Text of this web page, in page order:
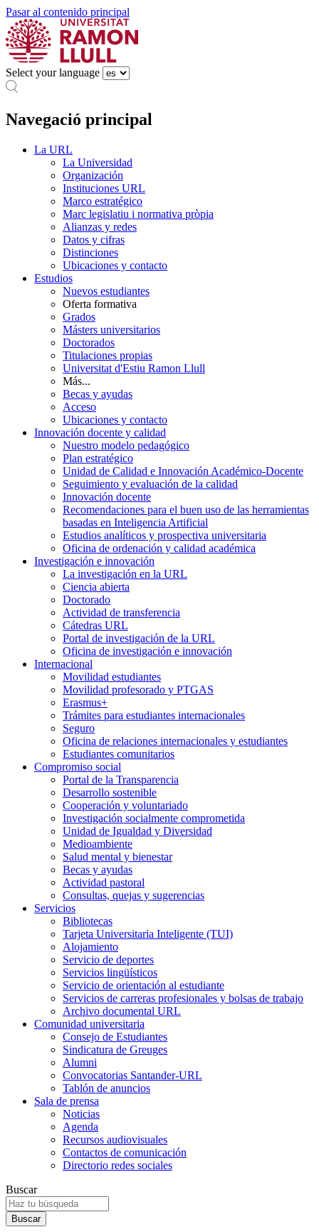
Pasar al contenido principal
Select your language
Navegació principal
La URL
La Universidad
Organización
Instituciones URL
Marco estratégico
Marc legislatiu i normativa pròpia
Alianzas y redes
Datos y cifras
Distinciones
Ubicaciones y contacto
Estudios
Nuevos estudiantes
Oferta formativa
Grados
Másters universitarios
Doctorados
Titulaciones propias
Universitat d'Estiu Ramon Llull
Más...
Becas y ayudas
Acceso
Ubicaciones y contacto
Innovación docente y calidad
Nuestro modelo pedagógico
Plan estratégico
Unidad de Calidad e Innovación Académico-Docente
Seguimiento y evaluación de la calidad
Innovación docente
Recomendaciones para el buen uso de las herramientas
basadas en Inteligencia Artificial
Estudios analíticos y prospectiva universitaria
Oficina de ordenación y calidad académica
Investigación e innovación
La investigación en la URL
Ciencia abierta
Doctorado
Actividad de transferencia
Cátedras URL
Portal de investigación de la URL
Oficina de investigación e innovación
Internacional
Movilidad estudiantes
Movilidad profesorado y PTGAS
Erasmus+
Trámites para estudiantes internacionales
Seguro
Oficina de relaciones internacionales y estudiantes
Estudiantes comunitarios
Compromiso social
Portal de la Transparencia
Desarrollo sostenible
Cooperación y voluntariado
Investigación socialmente comprometida
Unidad de Igualdad y Diversidad
Medioambiente
Salud mental y bienestar
Becas y ayudas
Actividad pastoral
Consultas, quejas y sugerencias
Servicios
Bibliotecas
Tarjeta Universitaria Inteligente (TUI)
Alojamiento
Servicio de deportes
Servicios lingüísticos
Servicio de orientación al estudiante
Servicios de carreras profesionales y bolsas de trabajo
Archivo documental URL
Comunidad universitaria
Consejo de Estudiantes
Sindicatura de Greuges
Alumni
Convocatorias Santander-URL
Tablón de anuncios
Sala de prensa
Noticias
Agenda
Recursos audiovisuales
Contactos de comunicación
Directorio redes sociales
Buscar